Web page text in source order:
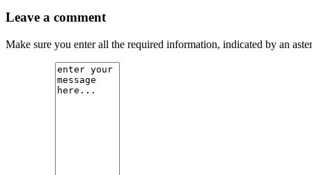
Leave a comment
Make sure you enter all the required information, indicated by an